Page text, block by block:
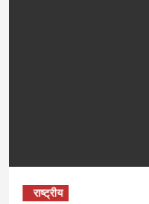
राष्ट्रीय